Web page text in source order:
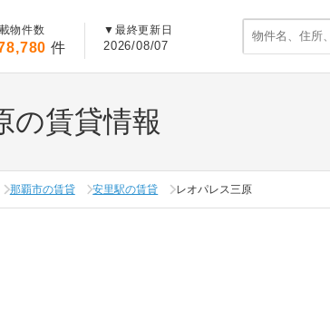
物件数
件
▼ 最終更新日
2026/08/07
の賃貸情報
那覇市の賃貸 安里駅の賃貸 レオパレス三原